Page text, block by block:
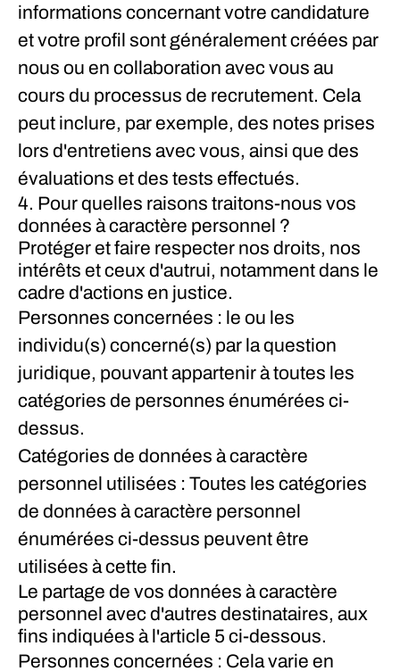
informations concernant votre candidature
et votre profil sont généralement créées par
nous ou en collaboration avec vous au
cours du processus de recrutement. Cela
peut inclure, par exemple, des notes prises
lors d'entretiens avec vous, ainsi que des
évaluations et des tests effectués.
4. Pour quelles raisons traitons-nous vos
données à caractère personnel ?
Protéger et faire respecter nos droits, nos
intérêts et ceux d'autrui, notamment dans le
cadre d'actions en justice.
Personnes concernées : le ou les
individu(s) concerné(s) par la question
juridique, pouvant appartenir à toutes les
catégories de personnes énumérées ci-
dessus.
Catégories de données à caractère
personnel utilisées : Toutes les catégories
de données à caractère personnel
énumérées ci-dessus peuvent être
utilisées à cette fin.
Le partage de vos données à caractère
personnel avec d'autres destinataires, aux
fins indiquées à l'article 5 ci-dessous.
Personnes concernées : Cela varie en